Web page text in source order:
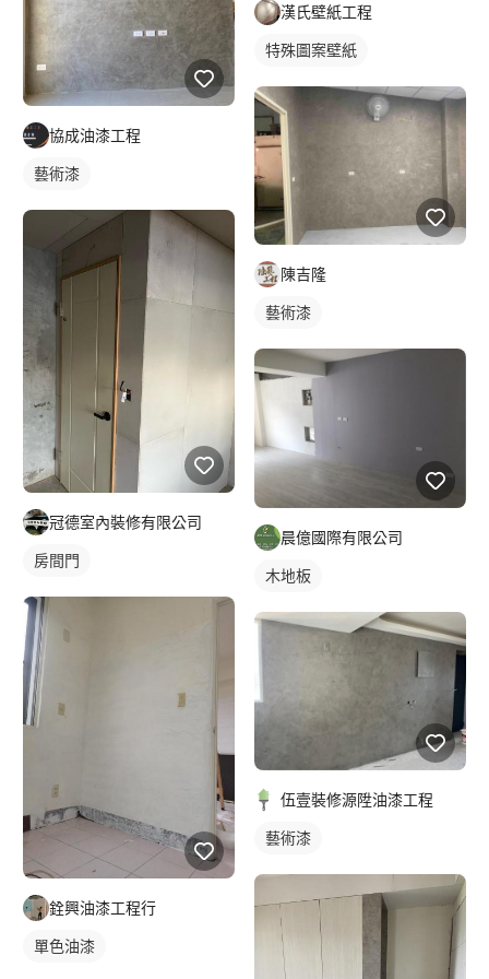
協成油漆工程
藝術漆
冠德室內裝修有限公司
房間門
銓興油漆工程行
單色油漆
漢氏壁紙工程
特殊圖案壁紙
陳吉隆
藝術漆
晨億國際有限公司
木地板
伍壹裝修源陞油漆工程
藝術漆